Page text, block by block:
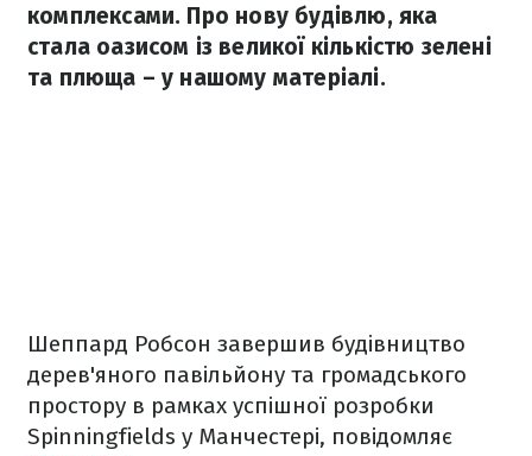
комплексами. Про нову будівлю, яка
стала оазисом із великої кількістю зелені
та плюща – у нашому матеріалі.
Шеппард Робсон завершив будівництво
дерев'яного павільйону та громадського
простору в рамках успішної розробки
Spinningfields у Манчестері, повідомляє